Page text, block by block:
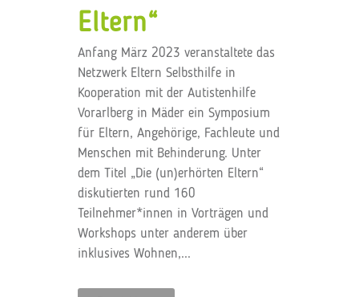
Eltern“
Anfang März 2023 veranstaltete das
Netzwerk Eltern Selbsthilfe in
Kooperation mit der Autistenhilfe
Vorarlberg in Mäder ein Symposium
für Eltern, Angehörige, Fachleute und
Menschen mit Behinderung. Unter
dem Titel „Die (un)erhörten Eltern“
diskutierten rund 160
Teilnehmer*innen in Vorträgen und
Workshops unter anderem über
inklusives Wohnen,...